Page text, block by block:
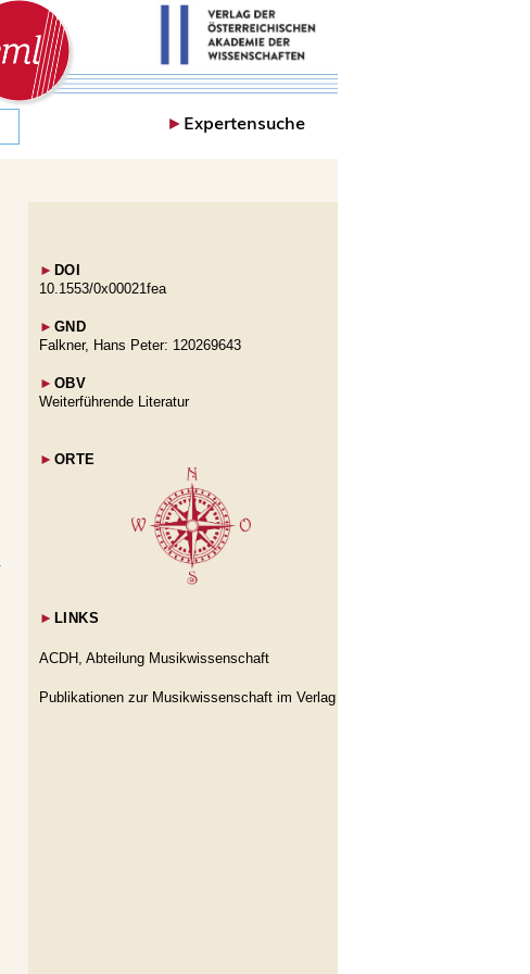
►Expertensuche
► DOI
10.1553/0x00021fea
► GND
Falkner, Hans Peter: 120269643
► OBV
Weiterführende Literatur
► ORTE
► LINKS
ACDH, Abteilung Musikwissenschaft
Publikationen zur Musikwissenschaft im Verlag